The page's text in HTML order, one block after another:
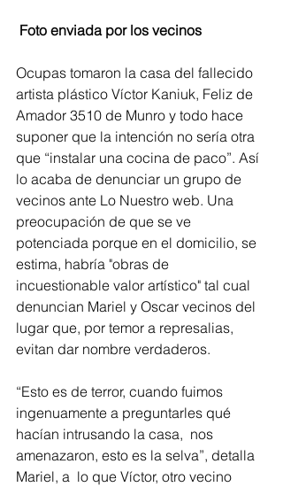
Foto enviada por los vecinos
Ocupas tomaron la casa del fallecido
artista plástico Víctor Kaniuk, Feliz de
Amador 3510 de Munro y todo hace
suponer que la intención no sería otra
que “instalar una cocina de paco”. Así
lo acaba de denunciar un grupo de
vecinos ante Lo Nuestro web. Una
preocupación de que se ve
potenciada porque en el domicilio, se
estima, habría "obras de
incuestionable valor artístico" tal cual
denuncian Mariel y Oscar vecinos del
lugar que, por temor a represalias,
evitan dar nombre verdaderos.
“Esto es de terror, cuando fuimos
ingenuamente a preguntarles qué
hacían intrusando la casa,  nos
amenazaron, esto es la selva”, detalla
Mariel, a  lo que Víctor, otro vecino